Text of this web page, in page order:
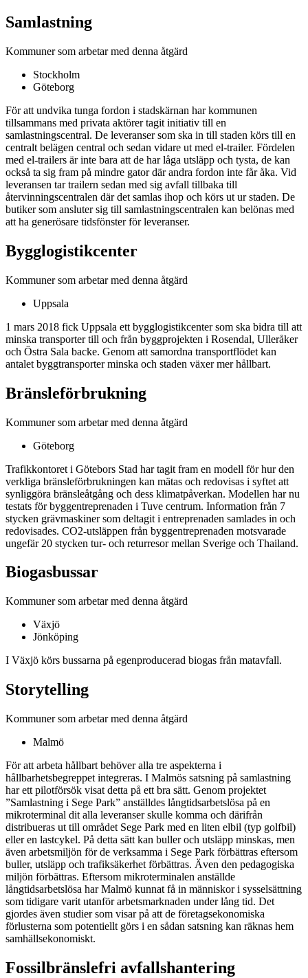
Samlastning
Kommuner som arbetar med denna åtgärd
Stockholm
Göteborg
För att undvika tunga fordon i stadskärnan har kommunen
tillsammans med privata aktörer tagit initiativ till en
samlastningscentral. De leveranser som ska in till staden körs till en
centralt belägen central och sedan vidare ut med el-trailer. Fördelen
med el-trailers är inte bara att de har låga utsläpp och tysta, de kan
också ta sig fram på mindre gator där andra fordon inte får åka. Vid
leveransen tar trailern sedan med sig avfall tillbaka till
återvinningscentralen där det samlas ihop och körs ut ur staden. De
butiker som ansluter sig till samlastningscentralen kan belönas med
att ha generösare tidsfönster för leveranser.
Bygglogistikcenter
Kommuner som arbetar med denna åtgärd
Uppsala
1 mars 2018 fick Uppsala ett bygglogistikcenter som ska bidra till att
minska transporter till och från byggprojekten i Rosendal, Ulleråker
och Östra Sala backe. Genom att samordna transportflödet kan
antalet byggtransporter minska och staden växer mer hållbart.
Bränsleförbrukning
Kommuner som arbetar med denna åtgärd
Göteborg
Trafikkontoret i Götebors Stad har tagit fram en modell för hur den
verkliga bränsleförbrukningen kan mätas och redovisas i syftet att
synliggöra bränsleåtgång och dess klimatpåverkan. Modellen har nu
testats för byggentreprenaden i Tuve centrum. Information från 7
stycken grävmaskiner som deltagit i entreprenaden samlades in och
redovisades. CO2-utsläppen från byggentreprenaden motsvarade
ungefär 20 stycken tur- och returresor mellan Sverige och Thailand.
Biogasbussar
Kommuner som arbetar med denna åtgärd
Växjö
Jönköping
I Växjö körs bussarna på egenproducerad biogas från matavfall.
Storytelling
Kommuner som arbetar med denna åtgärd
Malmö
För att arbeta hållbart behöver alla tre aspekterna i
hållbarhetsbegreppet integreras. I Malmös satsning på samlastning
har ett pilotförsök visat detta på ett bra sätt. Genom projektet
”Samlastning i Sege Park” anställdes långtidsarbetslösa på en
mikroterminal dit alla leveranser skulle komma och därifrån
distribueras ut till området Sege Park med en liten elbil (typ golfbil)
eller en lastcykel. På detta sätt kan buller och utsläpp minskas, men
även arbetsmiljön för de verksamma i Sege Park förbättras eftersom
buller, utsläpp och trafiksäkerhet förbättras. Även den pedagogiska
miljön förbättras. Eftersom mikroterminalen anställde
långtidsarbetslösa har Malmö kunnat få in människor i sysselsättning
som tidigare varit utanför arbetsmarknaden under lång tid. Det
gjordes även studier som visar på att de företagsekonomiska
förlusterna som potentiellt görs i en sådan satsning kan räknas hem
samhällsekonomiskt.
Fossilbränslefri avfallshantering